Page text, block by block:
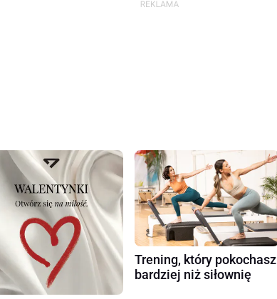
Trening, który pokochasz
bardziej niż siłownię